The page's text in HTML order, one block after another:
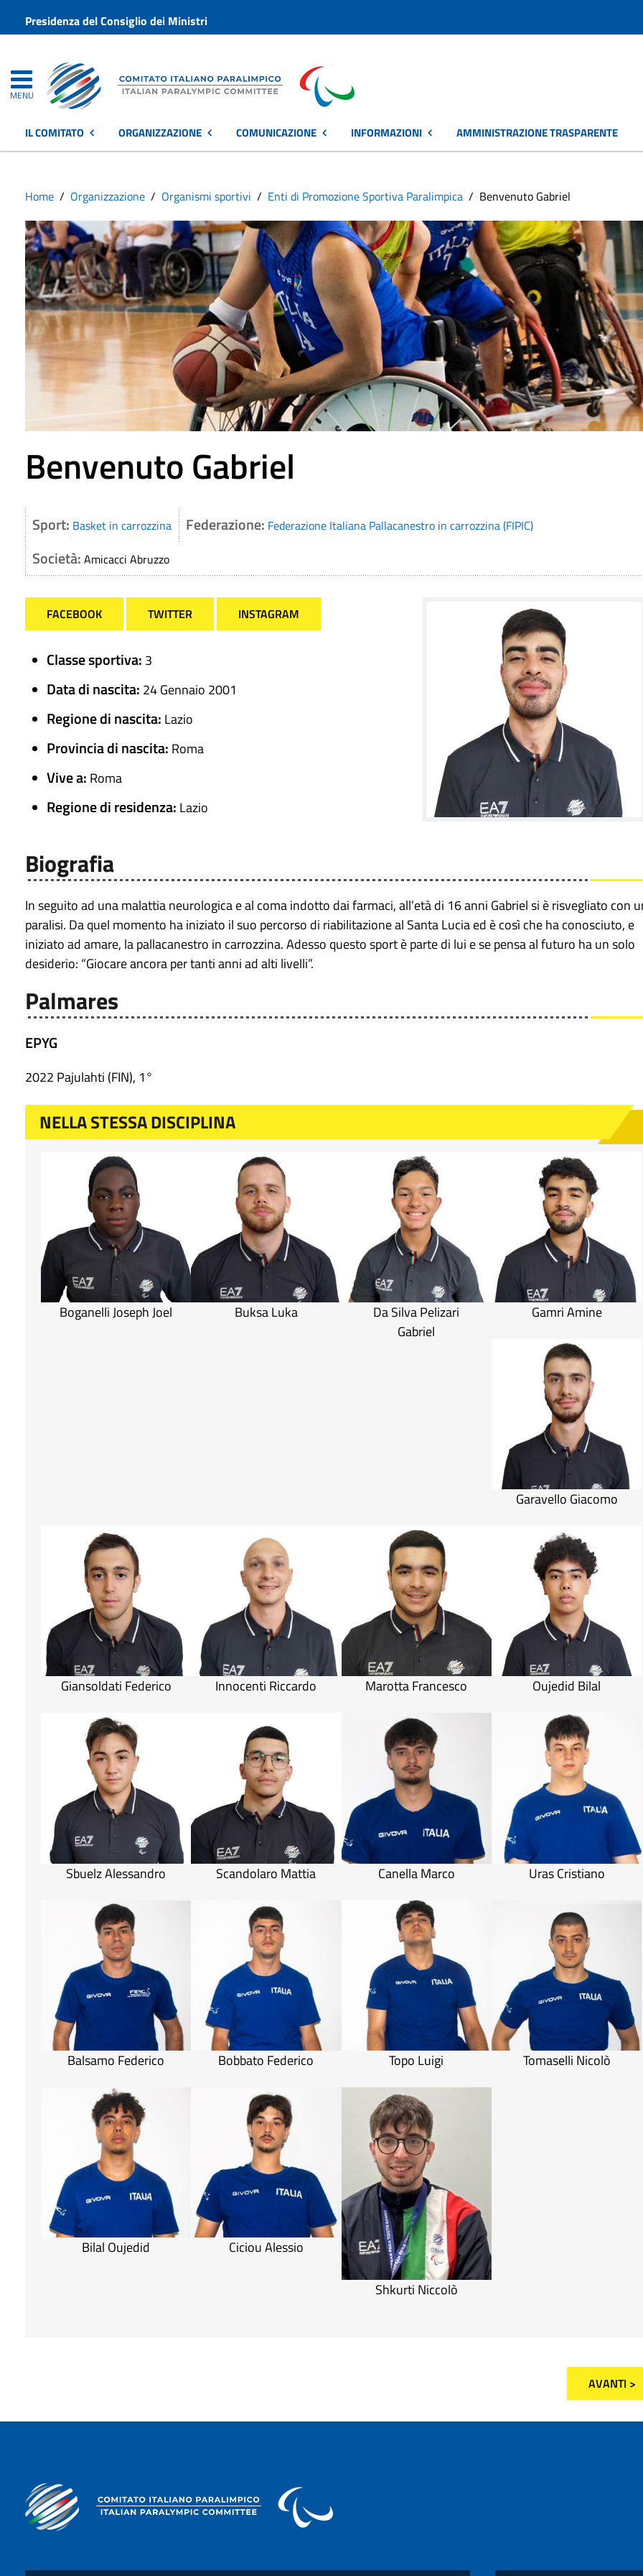
Presidenza del Consiglio dei Ministri
MENU
IL COMITATO ORGANIZZAZIONE COMUNICAZIONE INFORMAZIONI AMMINISTRAZIONE TRASPARENTE
Home Organizzazione Organismi sportivi Enti di Promozione Sportiva Paralimpica Benvenuto Gabriel
Benvenuto Gabriel
Sport: Basket in carrozzina Federazione: Federazione Italiana Pallacanestro in carrozzina (FIPIC)
Società: Amicacci Abruzzo
FACEBOOK TWITTER INSTAGRAM
Classe sportiva: 3
Data di nascita: 24 Gennaio 2001
Regione di nascita: Lazio
Provincia di nascita: Roma
Vive a: Roma
Regione di residenza: Lazio
Biografia
In seguito ad una malattia neurologica e al coma indotto dai farmaci, all’età di 16 anni Gabriel si è risvegliato con
paralisi. Da quel momento ha iniziato il suo percorso di riabilitazione al Santa Lucia ed è così che ha conosciuto, e
iniziato ad amare, la pallacanestro in carrozzina. Adesso questo sport è parte di lui e se pensa al futuro ha un solo
desiderio: “Giocare ancora per tanti anni ad alti livelli”.
Palmares
EPYG
2022 Pajulahti (FIN), 1°
NELLA STESSA DISCIPLINA
Boganelli Joseph Joel Buksa Luka
Da Silva Pelizari
Gabriel
Gamri Amine
Garavello Giacomo
Giansoldati Federico Innocenti Riccardo Marotta Francesco Oujedid Bilal
Sbuelz Alessandro Scandolaro Mattia Canella Marco Uras Cristiano
Balsamo Federico Bobbato Federico Topo Luigi Tomaselli Nicolò
Bilal Oujedid Ciciou Alessio
Shkurti Niccolò
AVANTI >